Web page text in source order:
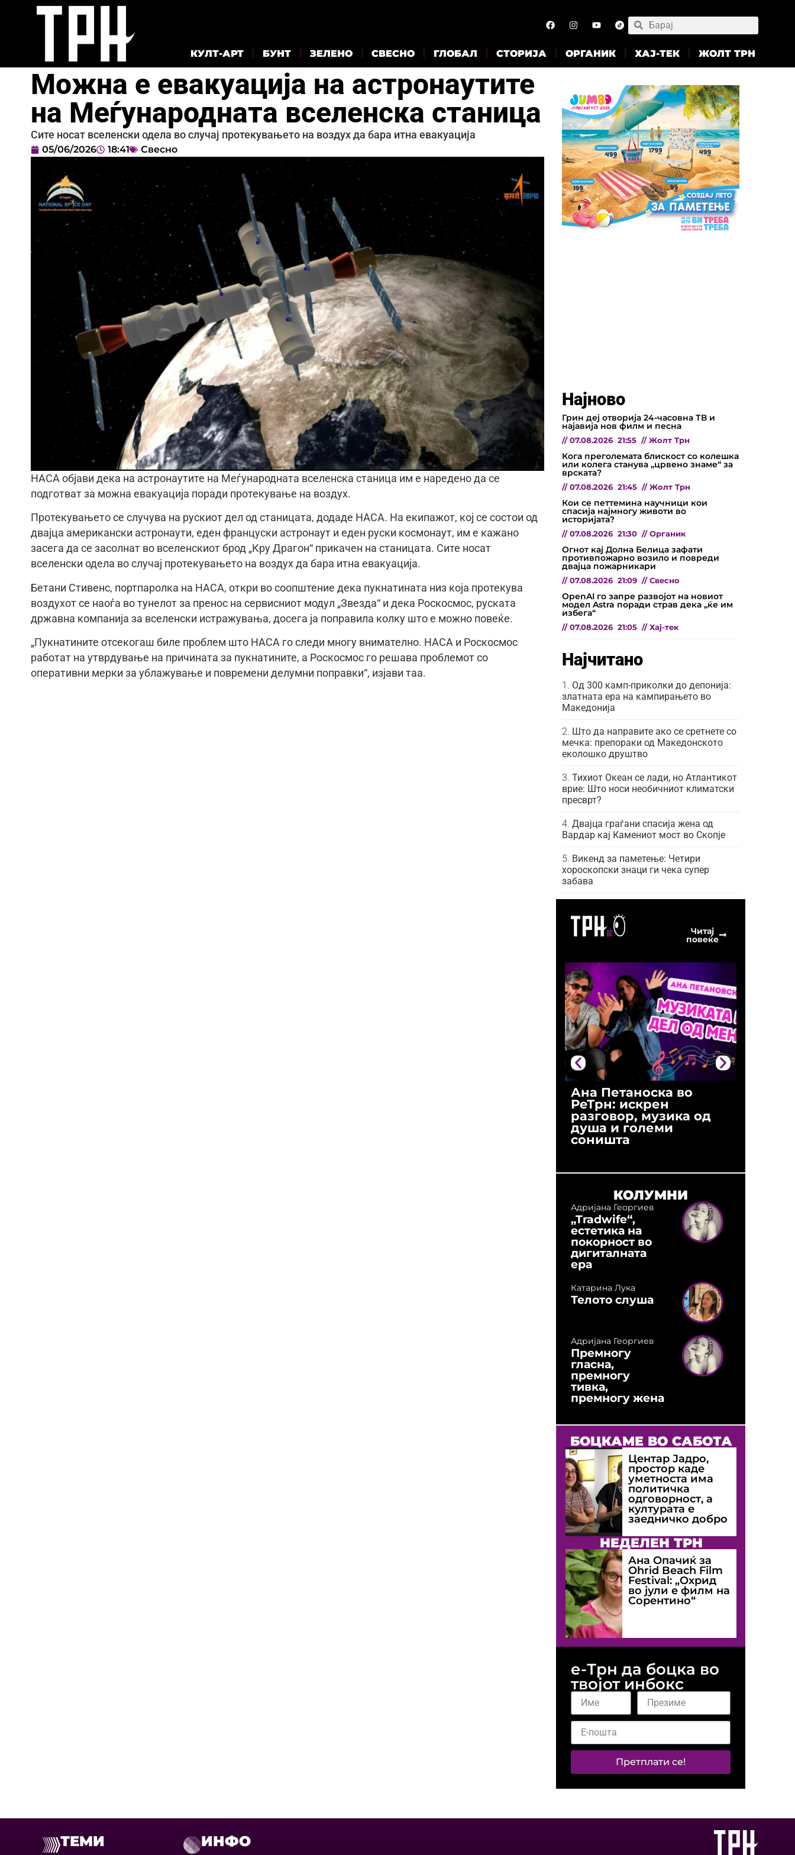
КУЛТ-АРТ БУНТ ЗЕЛЕНО СВЕСНО ГЛОБАЛ СТОРИЈА ОРГАНИК ХАЈ-ТЕК ЖОЛТ ТРН
Можна e евакуација на астронаутите
на Меѓународната вселенска станица
Сите носат вселенски одела во случај протекувањето на воздух да бара итна евакуација
05/06/2026 18:41 Свесно
НАСА објави дека на астронаутите на Меѓународната вселенска станица им е наредено да се
подготват за можна евакуација поради протекување на воздух.
Протекувањето се случува на рускиот дел од станицата, додаде НАСА. На екипажот, кој се состои од
двајца американски астронаути, еден француски астронаут и еден руски космонаут, им е кажано
засега да се засолнат во вселенскиот брод „Кру Драгон“ прикачен на станицата. Сите носат
вселенски одела во случај протекувањето на воздух да бара итна евакуација.
Бетани Стивенс, портпаролка на НАСА, откри во соопштение дека пукнатината низ која протекува
воздухот се наоѓа во тунелот за пренос на сервисниот модул „Звезда“ и дека Роскосмос, руската
државна компанија за вселенски истражувања, досега ја поправила колку што е можно повеќе.
„Пукнатините отсекогаш биле проблем што НАСА го следи многу внимателно. НАСА и Роскосмос
работат на утврдување на причината за пукнатините, а Роскосмос го решава проблемот со
оперативни мерки за ублажување и повремени делумни поправки“, изјави таа.
Најново
Грин деј отворија 24-часовна ТВ и
најавија нов филм и песна
// 07.08.2026 21:55 // Жолт Трн
Кога преголемата блискост со колешка
или колега станува „црвено знаме“ за
врската?
// 07.08.2026 21:45 // Жолт Трн
Кои се петтемина научници кои
спасија најмногу животи во
историјата?
// 07.08.2026 21:30 // Органик
Огнот кај Долна Белица зафати
противпожарно возило и повреди
двајца пожарникари
// 07.08.2026 21:09 // Свесно
OpenAI го запре развојот на новиот
модел Astra поради страв дека „ќе им
избега“
// 07.08.2026 21:05 // Хај-тек
Најчитано
Од 300 камп-приколки до депонија:
златната ера на кампирањето во
Македонија
Што да направите ако се сретнете со
мечка: препораки од Македонското
еколошко друштво
Тихиот Океан се лади, но Атлантикот
врие: Што носи необичниот климатски
пресврт?
Двајца граѓани спасија жена од
Вардар кај Камениот мост во Скопје
Викенд за паметење: Четири
хороскопски знаци ги чека супер
забава
Читај
повеќе
Ана Петаноска во
РеТрн: искрен
разговор, музика од
душа и големи
соништа
КОЛУМНИ
Адријана Георгиев
„Tradwife“,
естетика на
покорност во
дигиталната
ера
Катарина Лука
Телото слуша
Адријана Георгиев
Премногу
гласна,
премногу
тивка,
премногу жена
БОЦКАМЕ ВО САБОТА
Центар Јадро,
простор каде
уметноста има
политичка
одговорност, а
културата е
заедничко добро
НЕДЕЛЕН ТРН
Ана Опачиќ за
Оhrid Beach Film
Festival: „Охрид
во јули е филм на
Сорентино“
е-Трн да боцка во
твојот инбокс
Претплати се!
ТЕМИ ИНФО